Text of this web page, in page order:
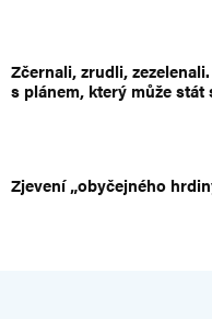
Zčernali, zrudli,
s plánem, který může
Zjevení „obyčejného